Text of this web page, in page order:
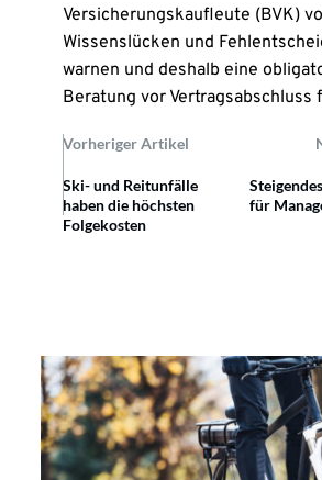
Versicherungskaufleute (BVK)
Wissenslücken und
warnen und deshalb eine
Beratung vor Vertragsabschluss
Vorheriger Artikel
Ski- und Reitunfälle
haben die höchsten
Folgekosten
für